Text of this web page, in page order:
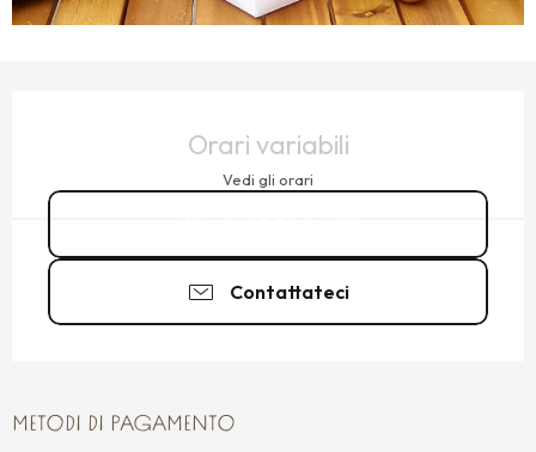
Orari variabili
Vedi gli orari
Contattateci
METODI DI PAGAMENTO